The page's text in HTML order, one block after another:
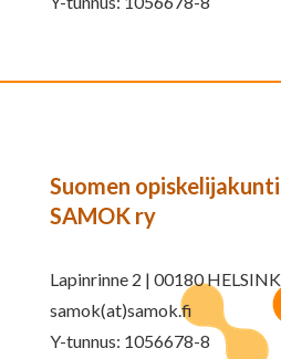
Suomen
SAMOK ry
Lapinrinne 2 | 00180
samok(at)samok.fi
Y-tunnus: 1056678-8